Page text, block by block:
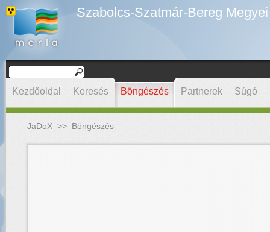
Szabolcs-Szatmár-Bereg
Kezdőoldal Keresés Böngészés Partnerek Súgó
JaDoX >> Böngészés